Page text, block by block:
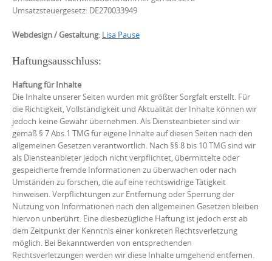
Umsatzsteuergesetz: DE270033949
Webdesign / Gestaltung: Lisa Pause
Haftungsausschluss:
Haftung für Inhalte
Die Inhalte unserer Seiten wurden mit größter Sorgfalt erstellt. Für
die Richtigkeit, Vollständigkeit und Aktualität der Inhalte können wir
jedoch keine Gewähr übernehmen. Als Diensteanbieter sind wir
gemäß § 7 Abs.1 TMG für eigene Inhalte auf diesen Seiten nach den
allgemeinen Gesetzen verantwortlich. Nach §§ 8 bis 10 TMG sind wir
als Diensteanbieter jedoch nicht verpflichtet, übermittelte oder
gespeicherte fremde Informationen zu überwachen oder nach
Umständen zu forschen, die auf eine rechtswidrige Tätigkeit
hinweisen. Verpflichtungen zur Entfernung oder Sperrung der
Nutzung von Informationen nach den allgemeinen Gesetzen bleiben
hiervon unberührt. Eine diesbezügliche Haftung ist jedoch erst ab
dem Zeitpunkt der Kenntnis einer konkreten Rechtsverletzung
möglich. Bei Bekanntwerden von entsprechenden
Rechtsverletzungen werden wir diese Inhalte umgehend entfernen.